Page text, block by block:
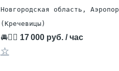
Новгородская область,
(Кречевицы)
🚘👨‍✈ 17 000 руб. / час
☆